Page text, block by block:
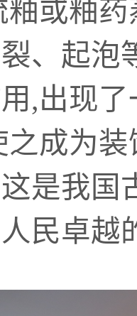
釉或釉
、起泡
,出现
成为
是我国
民卓越